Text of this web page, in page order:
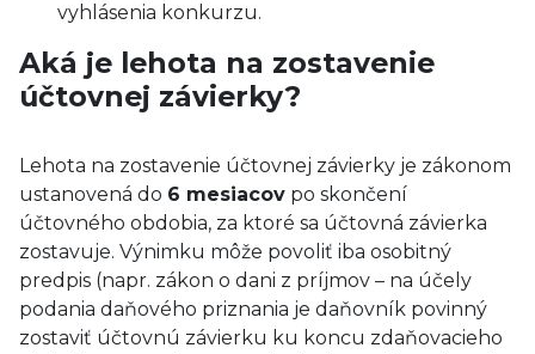
vyhlásenia konkurzu.
Aká je lehota na zostavenie
účtovnej závierky?
Lehota na zostavenie účtovnej závierky je zákonom
ustanovená do 6 mesiacov po skončení
účtovného obdobia, za ktoré sa účtovná závierka
zostavuje. Výnimku môže povoliť iba osobitný
predpis (napr. zákon o dani z príjmov – na účely
podania daňového priznania je daňovník povinný
zostaviť účtovnú závierku ku koncu zdaňovacieho